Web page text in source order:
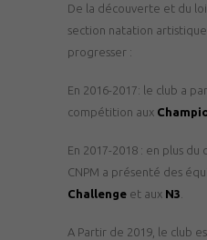
De la découverte et du
section natation artistique
progresser :
En 2016-2017: le club a
compétition aux
En 2017-2018 : en plus
CNPM a présenté des
Challenge et aux N3
A Partir de 2019, le club